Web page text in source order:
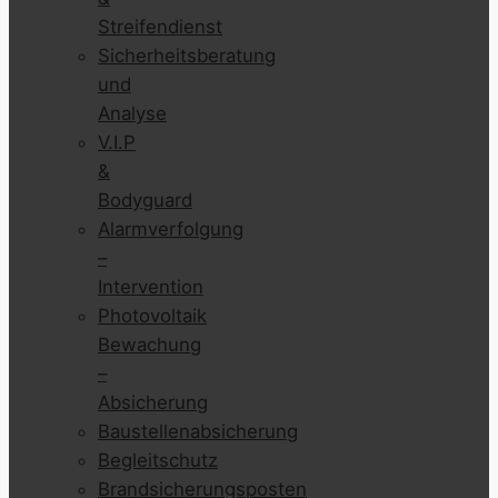
Streifendienst
Sicherheitsberatung
und
Analyse
V.I.P
&
Bodyguard
Alarmverfolgung
–
Intervention
Photovoltaik
Bewachung
–
Absicherung
Baustellenabsicherung
Begleitschutz
Brandsicherungsposten